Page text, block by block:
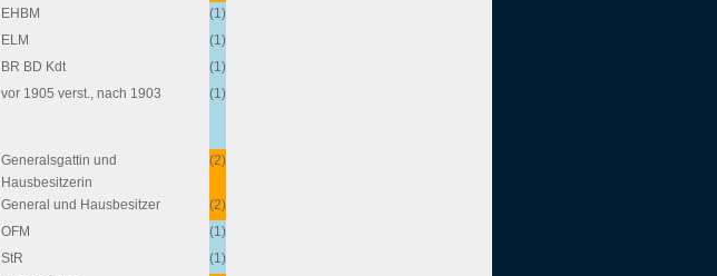
EHBM
(1)
ELM
(1)
BR BD Kdt
(1)
vor 1905 verst., nach 1903 (1)
Generalsgattin und
Hausbesitzerin
(2)
General und Hausbesitzer
(2)
OFM
(1)
StR
(1)